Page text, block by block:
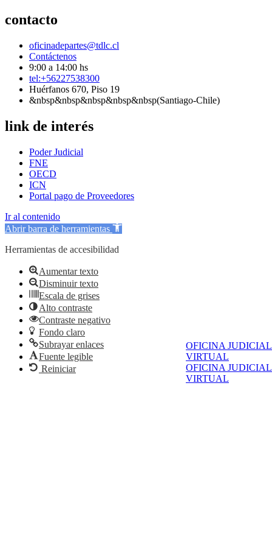
OFICINA JUDICIAL
VIRTUAL
OFICINA JUDICIAL
VIRTUAL
contacto
oficinadepartes@tdlc.cl
Contáctenos
9:00 a 14:00 hs
tel:+56227538300
Huérfanos 670, Piso 19
&nbsp&nbsp&nbsp&nbsp&nbsp(Santiago-Chile)
link de interés
Poder Judicial
FNE
OECD
ICN
Portal pago de Proveedores
Ir al contenido
Abrir barra de herramientas
Herramientas de accesibilidad
Aumentar texto
Disminuir texto
Escala de grises
Alto contraste
Contraste negativo
Fondo claro
Subrayar enlaces
Fuente legible
Reiniciar